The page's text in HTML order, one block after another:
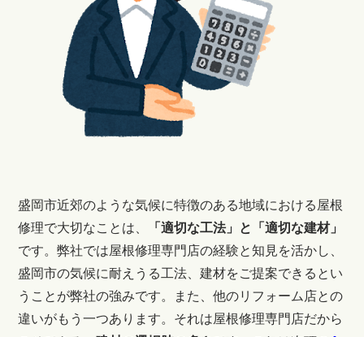
盛岡市近郊のような気候に特徴のある地域における屋根
修理で大切なことは、
「適切な工法」と「適切な建材」
です。弊社では屋根修理専門店の経験と知見を活かし、
盛岡市の気候に耐えうる工法、建材をご提案できるとい
うことが弊社の強みです。また、他のリフォーム店との
違いがもう一つあります。それは屋根修理専門店だから